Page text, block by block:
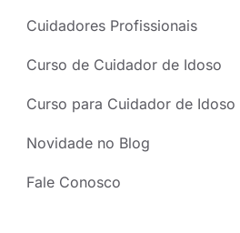
Cuidadores Profissionais
Curso de Cuidador de Idoso
Curso para Cuidador de Idoso
Novidade no Blog
Fale Conosco